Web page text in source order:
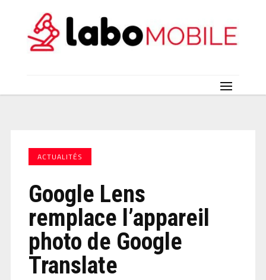
ACTUALITÉS
Google Lens
remplace l’appareil
photo de Google
Translate